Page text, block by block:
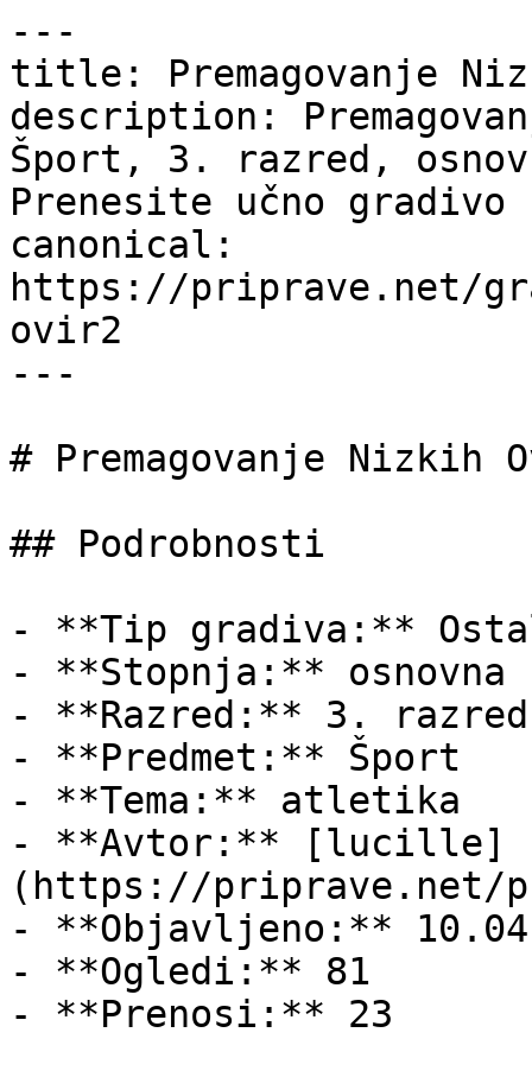
---
title: Premagovanje
description:
Šport, 3. razred,
Prenesite učno
canonical:
https://priprave.net/
ovir2
---
# Premagovanje Nizkih
## Podrobnosti
- **Tip gradiva:**
- **Stopnja:** osnovna
- **Razred:** 3. razred
- **Predmet:** Šport
- **Tema:** atletika
- **Avtor:** [lucille]
(https://
- **Objavljeno:**
- **Ogledi:** 81
- **Prenosi:** 23